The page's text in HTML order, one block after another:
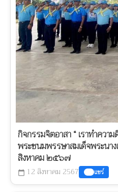
กิจกรรมจิตอาสา “ เราทำควา
พระชนมพรรษาสมเด็จพระน
สิงหาคม ๒๕๖๗
calendar_today 12 สิงหาคม 2567 แชร์